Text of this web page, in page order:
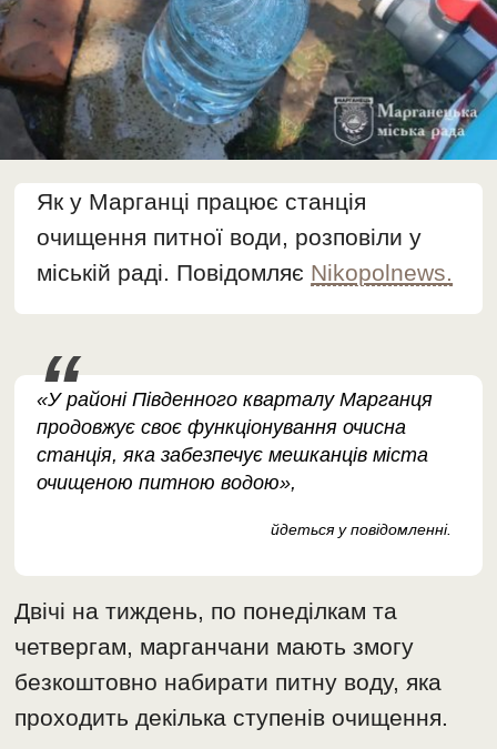
Як у Марганці працює станція
очищення питної води, розповіли у
міській раді. Повідомляє Nikopolnews.
«У районі Південного кварталу Марганця
продовжує своє функціонування очисна
станція, яка забезпечує мешканців міста
очищеною питною водою»,
йдеться у повідомленні.
Двічі на тиждень, по понеділкам та
четвергам, марганчани мають змогу
безкоштовно набирати питну воду, яка
проходить декілька ступенів очищення.